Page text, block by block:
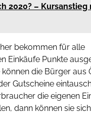
2020? – Kursanstieg
bekommen für alle
Einkäufe Punkte
können die Bürger aus
Gutscheine
die eigenen
dann können sie